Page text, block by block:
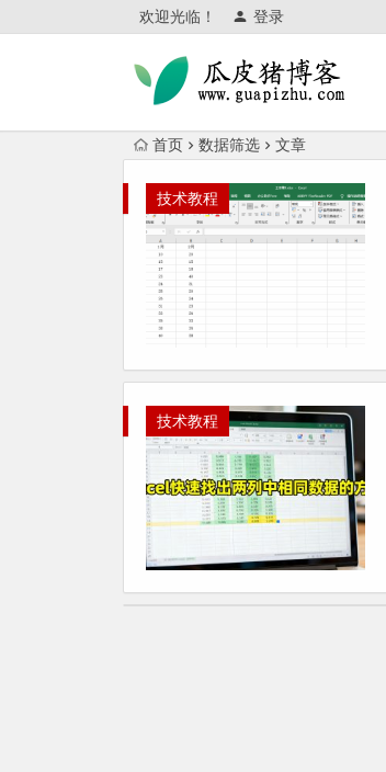
欢迎光临！ 登录
首页 数据筛选 文章
技术教程
技术教程